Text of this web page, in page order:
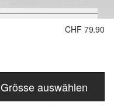
CHF 79.90
Grösse auswählen